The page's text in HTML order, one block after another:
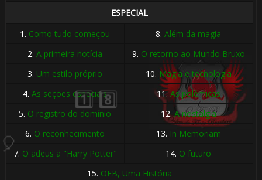
ESPECIAL
1. Como tudo começou 8.Além da magia
2.A primeira notícia 9. O retorno ao Mundo Bruxo
3. Um estilo próprio 10. Magia e tecnologia
4.As seções especiais 11.As polêmicas
5. O registro do domínio 12.A nostalgia
6. O reconhecimento 13. In Memoriam
7. O adeus a "Harry Potter" 14. O futuro
15. OFB, Uma História
1️⃣ 8️⃣
🎈